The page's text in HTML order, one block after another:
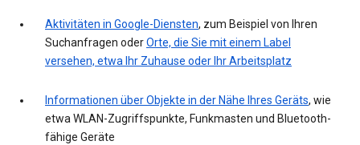
Aktivitäten in Google-Diensten, zum Beispiel von Ihren
Suchanfragen oderOrte, die Sie mit einem Label
versehen, etwa Ihr Zuhause oder Ihr Arbeitsplatz
Informationen über Objekte in der Nähe Ihres Geräts, wie
etwa WLAN-Zugriffspunkte, Funkmasten und Bluetooth-
fähige Geräte